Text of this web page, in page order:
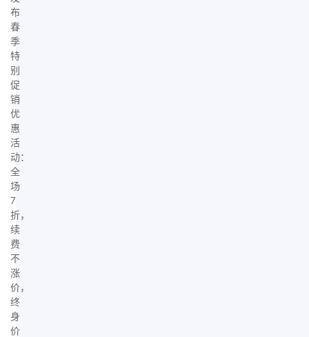
布
春
季
特
别
促
销
优
惠
活
动：
全
场
7
折，
续
费
不
涨
价，
终
身
价